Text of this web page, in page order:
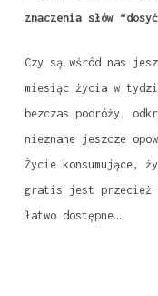
znaczenia słów
Czy są wśród nas
miesiąc życia w
bezczas podróży,
nieznane jeszcze
Życie konsumujące,
gratis jest przecież
łatwo dostępne…